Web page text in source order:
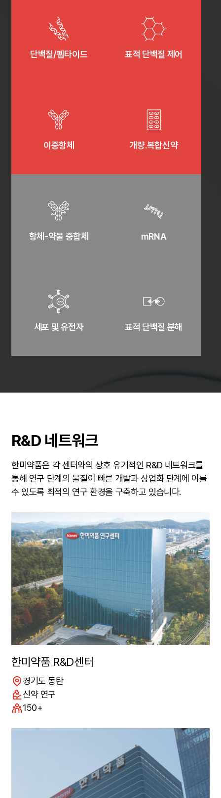
단백질/펩타이드 표적 단백질 제어
이중항체 개량.복합신약
항체-약물 중합체 mRNA
세포 및 유전자 표적 단백질 분해
R&D 네트워크
한미약품은 각 센터와의 상호 유기적인 R&D 네트워크를
통해 연구 단계의 물질이 빠른 개발과 상업화 단계에 이를
수 있도록 최적의 연구 환경을 구축하고 있습니다.
한미약품 R&D센터
경기도 동탄
신약 연구
150+